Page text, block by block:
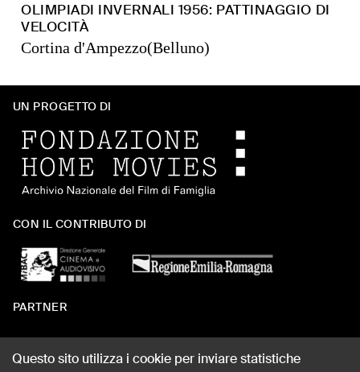
OLIMPIADI INVERNALI 1956: PATTINAGGIO DI
VELOCITÀ
Cortina d'Ampezzo(Belluno)
UN PROGETTO DI
CON IL CONTRIBUTO DI
PARTNER
Questo sito utilizza i cookie per inviare statistiche